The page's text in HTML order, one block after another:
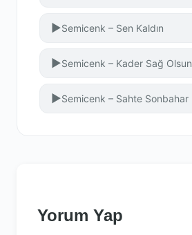
▶Semicenk – Sen Kaldın
▶Semicenk – Kader Sağ Olsun
▶Semicenk – Sahte Sonbahar
Yorum Yap